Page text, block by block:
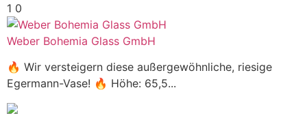
1 0
Weber Bohemia Glass GmbH
🔥 Wir versteigern diese außergewöhnliche, riesige
Egermann-Vase! 🔥 Höhe: 65,5...